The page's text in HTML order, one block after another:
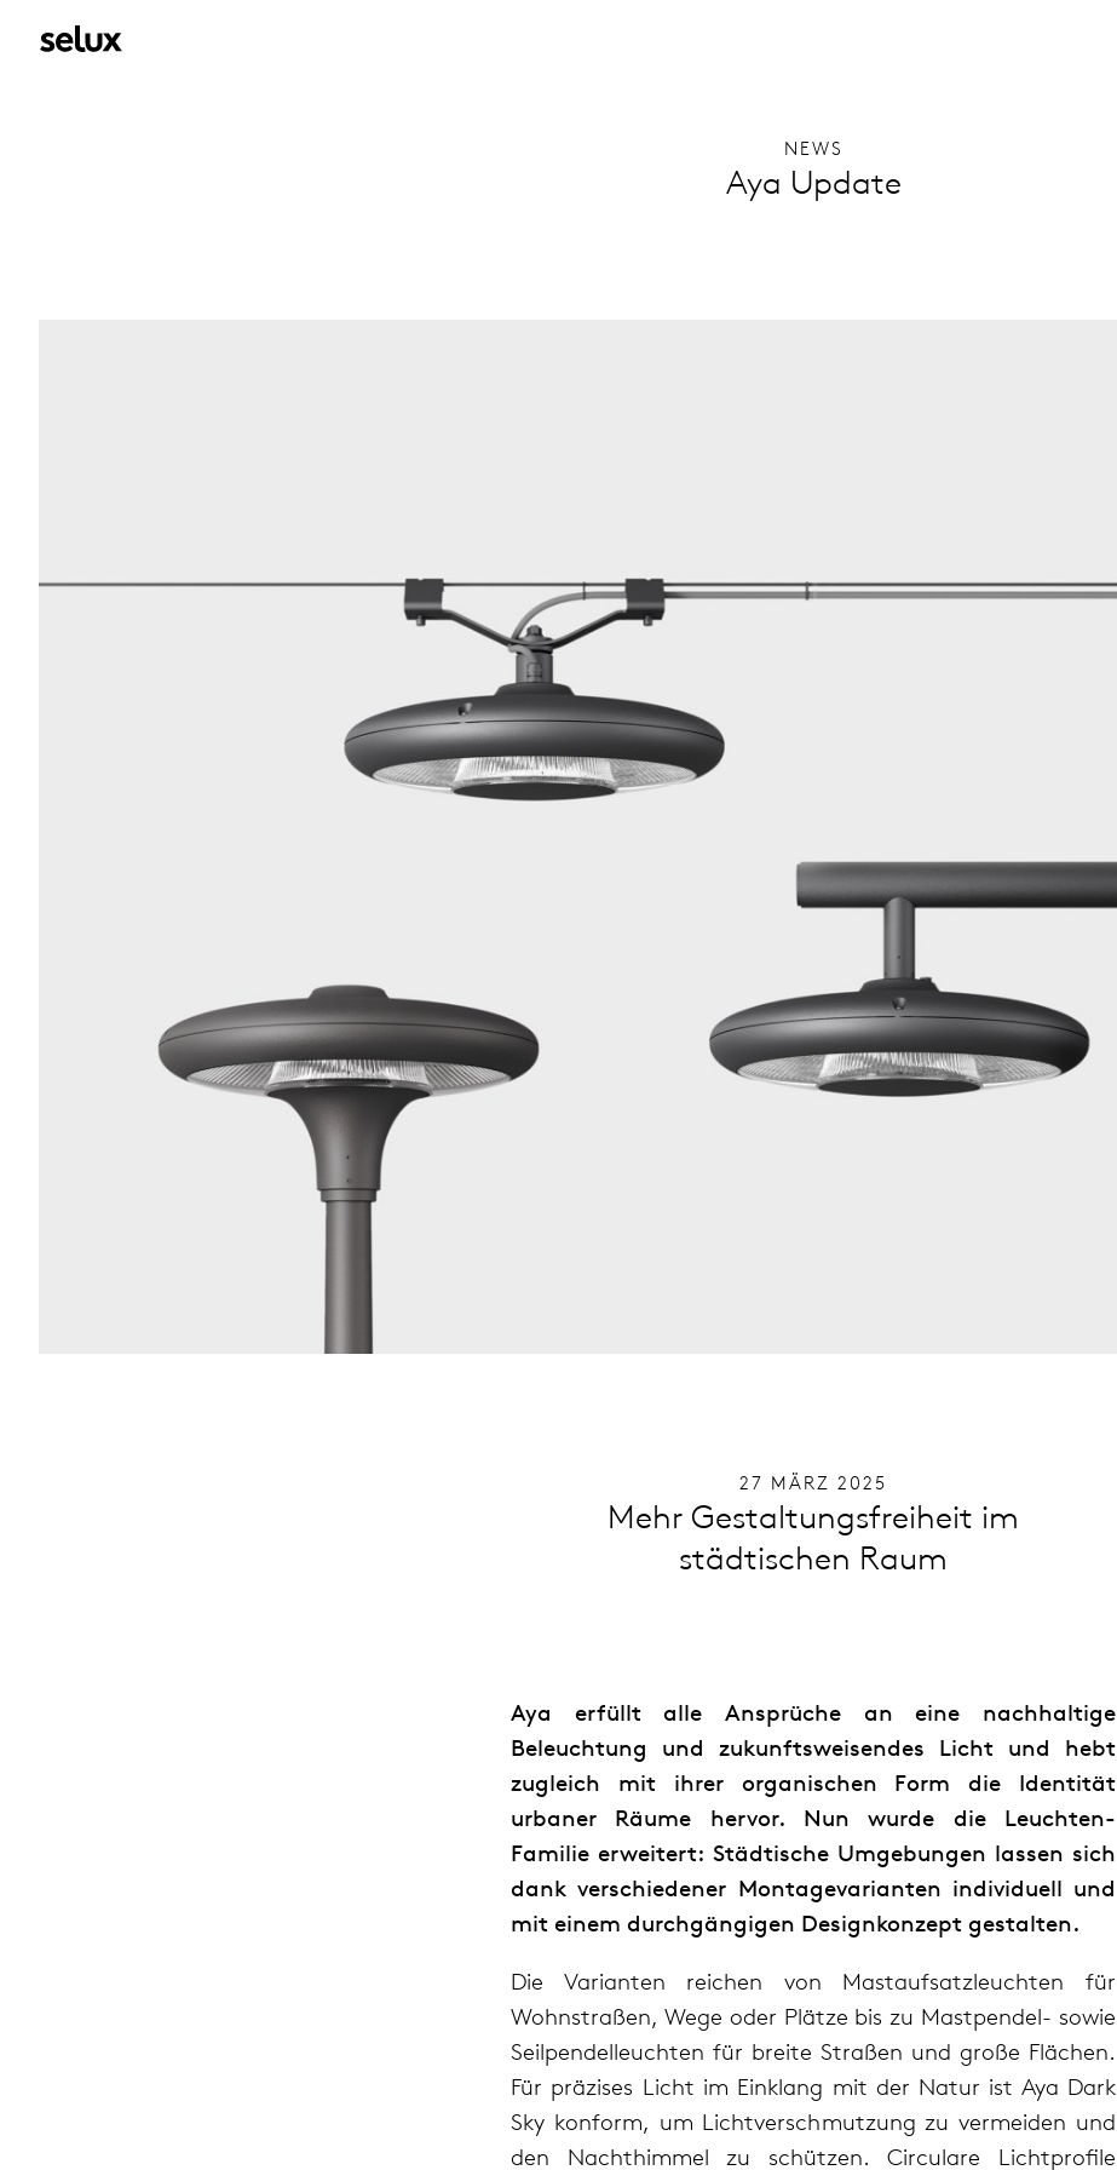
Aya Update
NEWS
Mehr Gestaltungsfreiheit im
städtischen Raum
27 MÄRZ 2025
Aya erfüllt alle Ansprüche an eine nachhaltige
Beleuchtung und zukunftsweisendes Licht und hebt
zugleich mit ihrer organischen Form die Identität
urbaner Räume hervor. Nun wurde die Leuchten-
Familie erweitert: Städtische Umgebungen lassen sich
dank verschiedener Montagevarianten individuell und
mit einem durchgängigen Designkonzept gestalten.
Die Varianten reichen von Mastaufsatzleuchten für
Wohnstraßen, Wege oder Plätze bis zu Mastpendel- sowie
Seilpendelleuchten für breite Straßen und große Flächen.
Für präzises Licht im Einklang mit der Natur ist Aya Dark
Sky konform, um Lichtverschmutzung zu vermeiden und
den Nachthimmel zu schützen. Circulare Lichtprofile